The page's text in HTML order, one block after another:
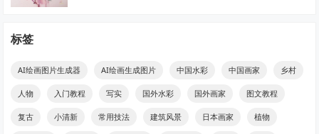
标签
AI绘画图片生成器 AI绘画生成图片 中国水彩 中国画家 乡村
人物 入门教程 写实 国外水彩 国外画家 图文教程
复古 小清新 常用技法 建筑风景 日本画家 植物